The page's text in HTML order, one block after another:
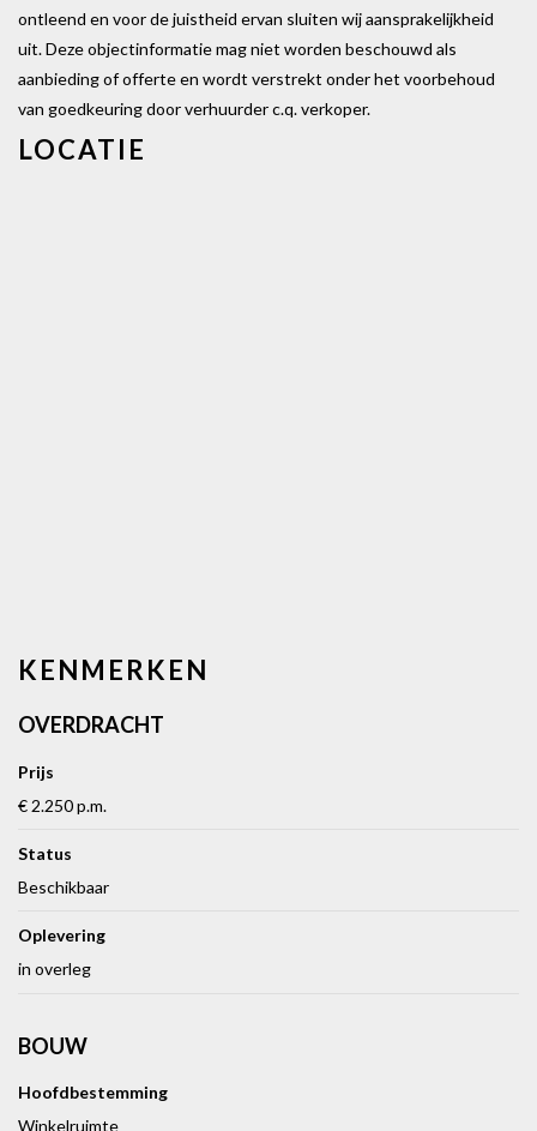
ontleend en voor de juistheid ervan sluiten wij aansprakelijkheid
uit. Deze objectinformatie mag niet worden beschouwd als
aanbieding of offerte en wordt verstrekt onder het voorbehoud
van goedkeuring door verhuurder c.q. verkoper.
LOCATIE
KENMERKEN
OVERDRACHT
Prijs
€ 2.250 p.m.
Status
Beschikbaar
Oplevering
in overleg
BOUW
Hoofdbestemming
Winkelruimte